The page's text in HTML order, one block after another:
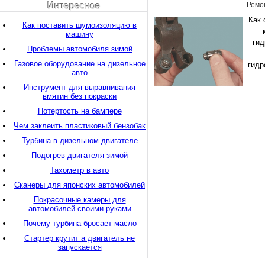
Как
Интересное
Как поставить шумоизоляцию в
машину
Проблемы автомобиля зимой
Газовое оборудование на дизельное
авто
Инструмент для выравнивания
вмятин без покраски
Потертость на бампере
Чем заклеить пластиковый бензобак
Турбина в дизельном двигателе
Подогрев двигателя зимой
Тахометр в авто
Сканеры для японских автомобилей
Покрасочные камеры для
автомобилей своими руками
Почему турбина бросает масло
Стартер крутит а двигатель не
запускается